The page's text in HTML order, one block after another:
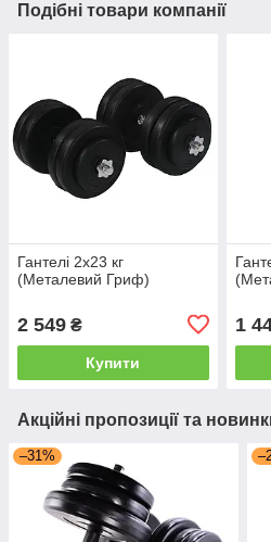
Подібні товари компанії
Гантелі 2х23 кг
(Металевий Гриф)
2 549 ₴
Купити
1
Акційні пропозиції та
–31%